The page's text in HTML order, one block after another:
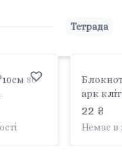
Тетрада
80
girl
Блокнот
арк
22 ₴
Немає в